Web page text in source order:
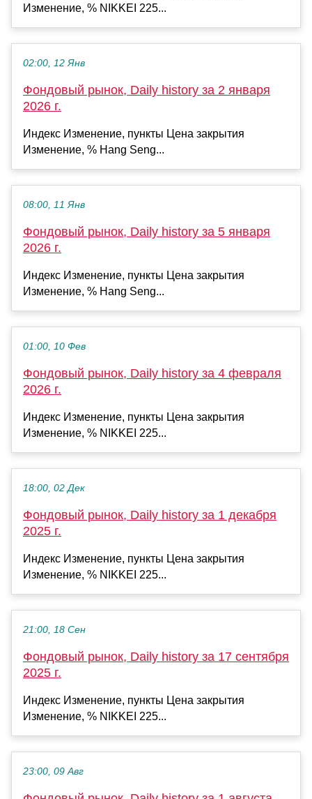
Изменение, % NIKKEI 225...
02:00, 12 Янв
Фондовый рынок, Daily history за 2 января
2026 г.
Индекс Изменение, пункты Цена закрытия
Изменение, % Hang Seng...
08:00, 11 Янв
Фондовый рынок, Daily history за 5 января
2026 г.
Индекс Изменение, пункты Цена закрытия
Изменение, % Hang Seng...
01:00, 10 Фев
Фондовый рынок, Daily history за 4 февраля
2026 г.
Индекс Изменение, пункты Цена закрытия
Изменение, % NIKKEI 225...
18:00, 02 Дек
Фондовый рынок, Daily history за 1 декабря
2025 г.
Индекс Изменение, пункты Цена закрытия
Изменение, % NIKKEI 225...
21:00, 18 Сен
Фондовый рынок, Daily history за 17 сентября
2025 г.
Индекс Изменение, пункты Цена закрытия
Изменение, % NIKKEI 225...
23:00, 09 Авг